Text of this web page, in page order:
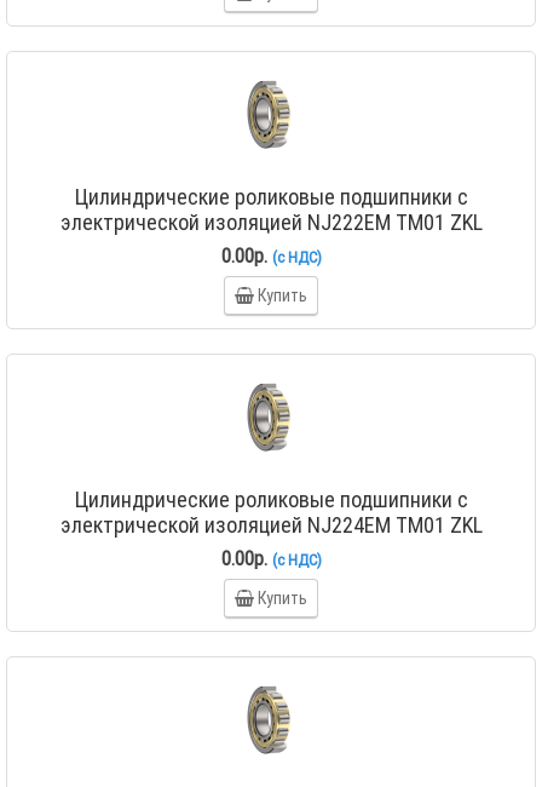
Цилиндрические роликовые подшипники с
электрической изоляцией NJ222EM TM01 ZKL
0.00р. (с НДС)
Купить
Цилиндрические роликовые подшипники с
электрической изоляцией NJ224EM TM01 ZKL
0.00р. (с НДС)
Купить